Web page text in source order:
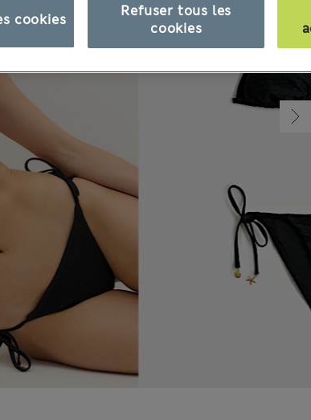
Refuser tous les
cookies
cookies